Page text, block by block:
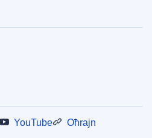
YouTube Oħrajn